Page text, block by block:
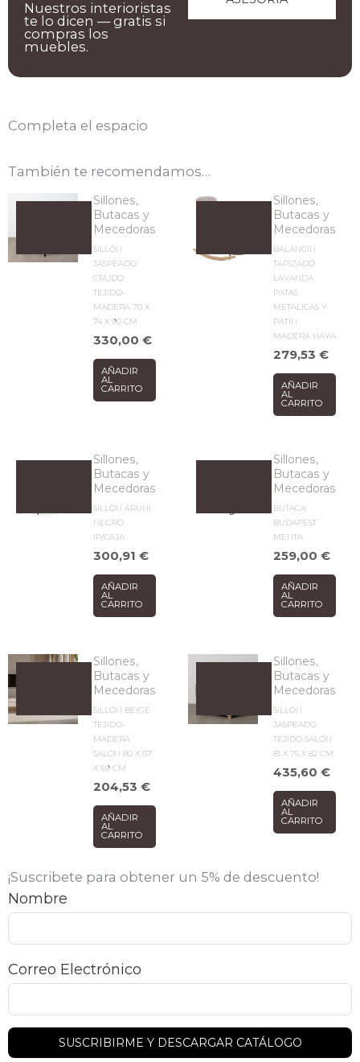
Nuestros interioristas
te lo dicen — gratis si
compras los
muebles.
Completa el espacio
También te recomendamos…
Sillones,
Butacas y
Mecedoras
SILLÓN
JASPEADO
CRUDO
TEJIDO-
MADERA 70 X
74 X 90 CM
330,00€
AÑADIR
AL
CARRITO
Sillones,
Butacas y
Mecedoras
BALANCIN
TAPIZADO
LAVANDA
PATAS
METALICAS Y
PATIN
MADERA HAYA
279,53€
AÑADIR
AL
CARRITO
Sillones,
Butacas y
Mecedoras
SILLON ARUNI
NEGRO
1P/CAJA
300,91€
AÑADIR
AL
CARRITO
Sillones,
Butacas y
Mecedoras
BUTACA
BUDAPEST
MENTA
259,00€
AÑADIR
AL
CARRITO
Sillones,
Butacas y
Mecedoras
SILLÓN BEIGE
TEJIDO-
MADERA
SALÓN 80 X 67
X 69 CM
204,53€
AÑADIR
AL
CARRITO
Sillones,
Butacas y
Mecedoras
SILLÓN
JASPEADO
TEJIDO SALÓN
81 X 75 X 82 CM
435,60€
AÑADIR
AL
CARRITO
¡Suscribete para obtener un 5% de descuento!
Nombre
Correo Electrónico